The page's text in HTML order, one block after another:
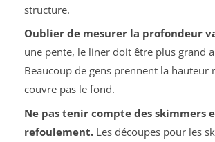
structure.
Oublier de mesurer la profondeur
une pente, le liner doit être plus grand
Beaucoup de gens prennent la hauteur
couvre pas le fond.
Ne pas tenir compte des skimmers
refoulement.Les découpes pour les